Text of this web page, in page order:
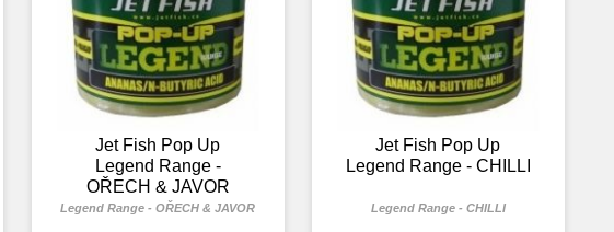
Jet Fish Pop Up
Legend Range -
OŘECH & JAVOR
Legend Range - OŘECH & JAVOR
Jet Fish Pop Up
Legend Range - CHILLI
Legend Range - CHILLI